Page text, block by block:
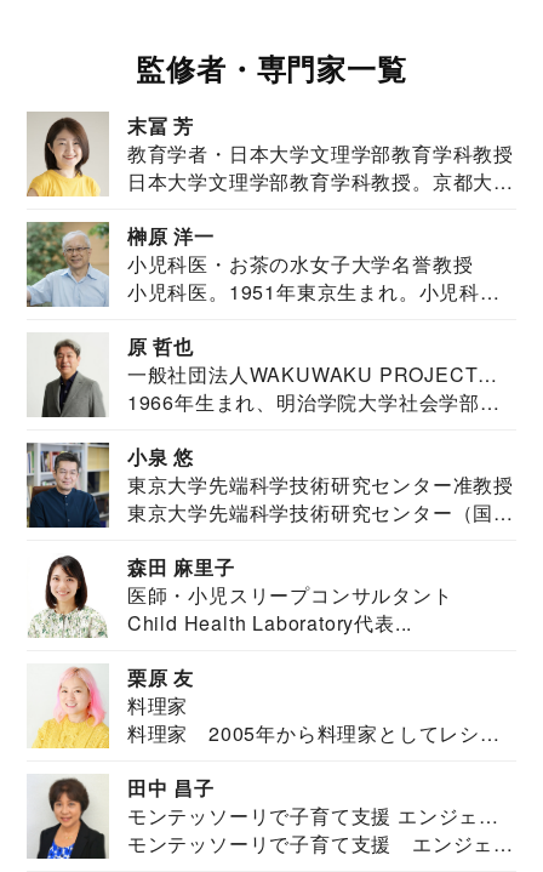
監修者・専門家一覧
末冨 芳
教育学者・日本大学文理学部教育学科教授
日本大学文理学部教育学科教授。京都大学
榊原 洋一
小児科医・お茶の水女子大学名誉教授
小児科医。1951年東京生まれ。小児科
原 哲也
一般社団法人WAKUWAKU PROJECT
JAPAN代表・言語聴覚士・社会福祉士
1966年生まれ、明治学院大学社会学部福
小泉 悠
東京大学先端科学技術研究センター准教授
東京大学先端科学技術研究センター（国際
森田 麻里子
医師・小児スリープコンサルタント
Child Health Laboratory代表...
栗原 友
料理家
料理家 2005年から料理家としてレシピ
田中 昌子
モンテッソーリで子育て支援 エンジェル
ズハウス研究所所長
モンテッソーリで子育て支援 エンジェル